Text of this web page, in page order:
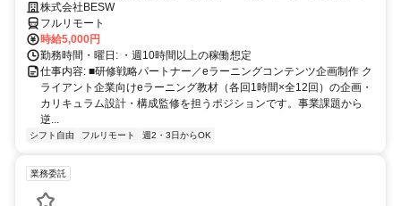
画・カリキュラム設計・監修を担う上流ポジションです。
株式会社BESW
フルリモート
時給5,000円
勤務時間・曜日: ・週10時間以上の稼働想定
仕事内容: ■研修戦略パートナー／eラーニングコンテンツ企画制作 ク
ライアント企業向けeラーニング教材（各回1時間×全12回）の企画・
カリキュラム設計・構成監修を担うポジションです。事業課題から
逆...
シフト自由 フルリモート 週2・3日からOK
業務委託